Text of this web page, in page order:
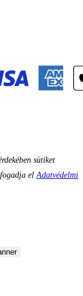
sütiket
el Adatvédelmi